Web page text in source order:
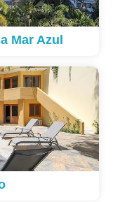
Mar Azul